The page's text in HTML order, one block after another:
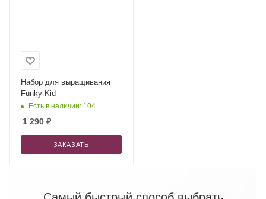
Набор для выращивания
Funky Kid
Есть в наличии: 104
1 290 ₽
ЗАКАЗАТЬ